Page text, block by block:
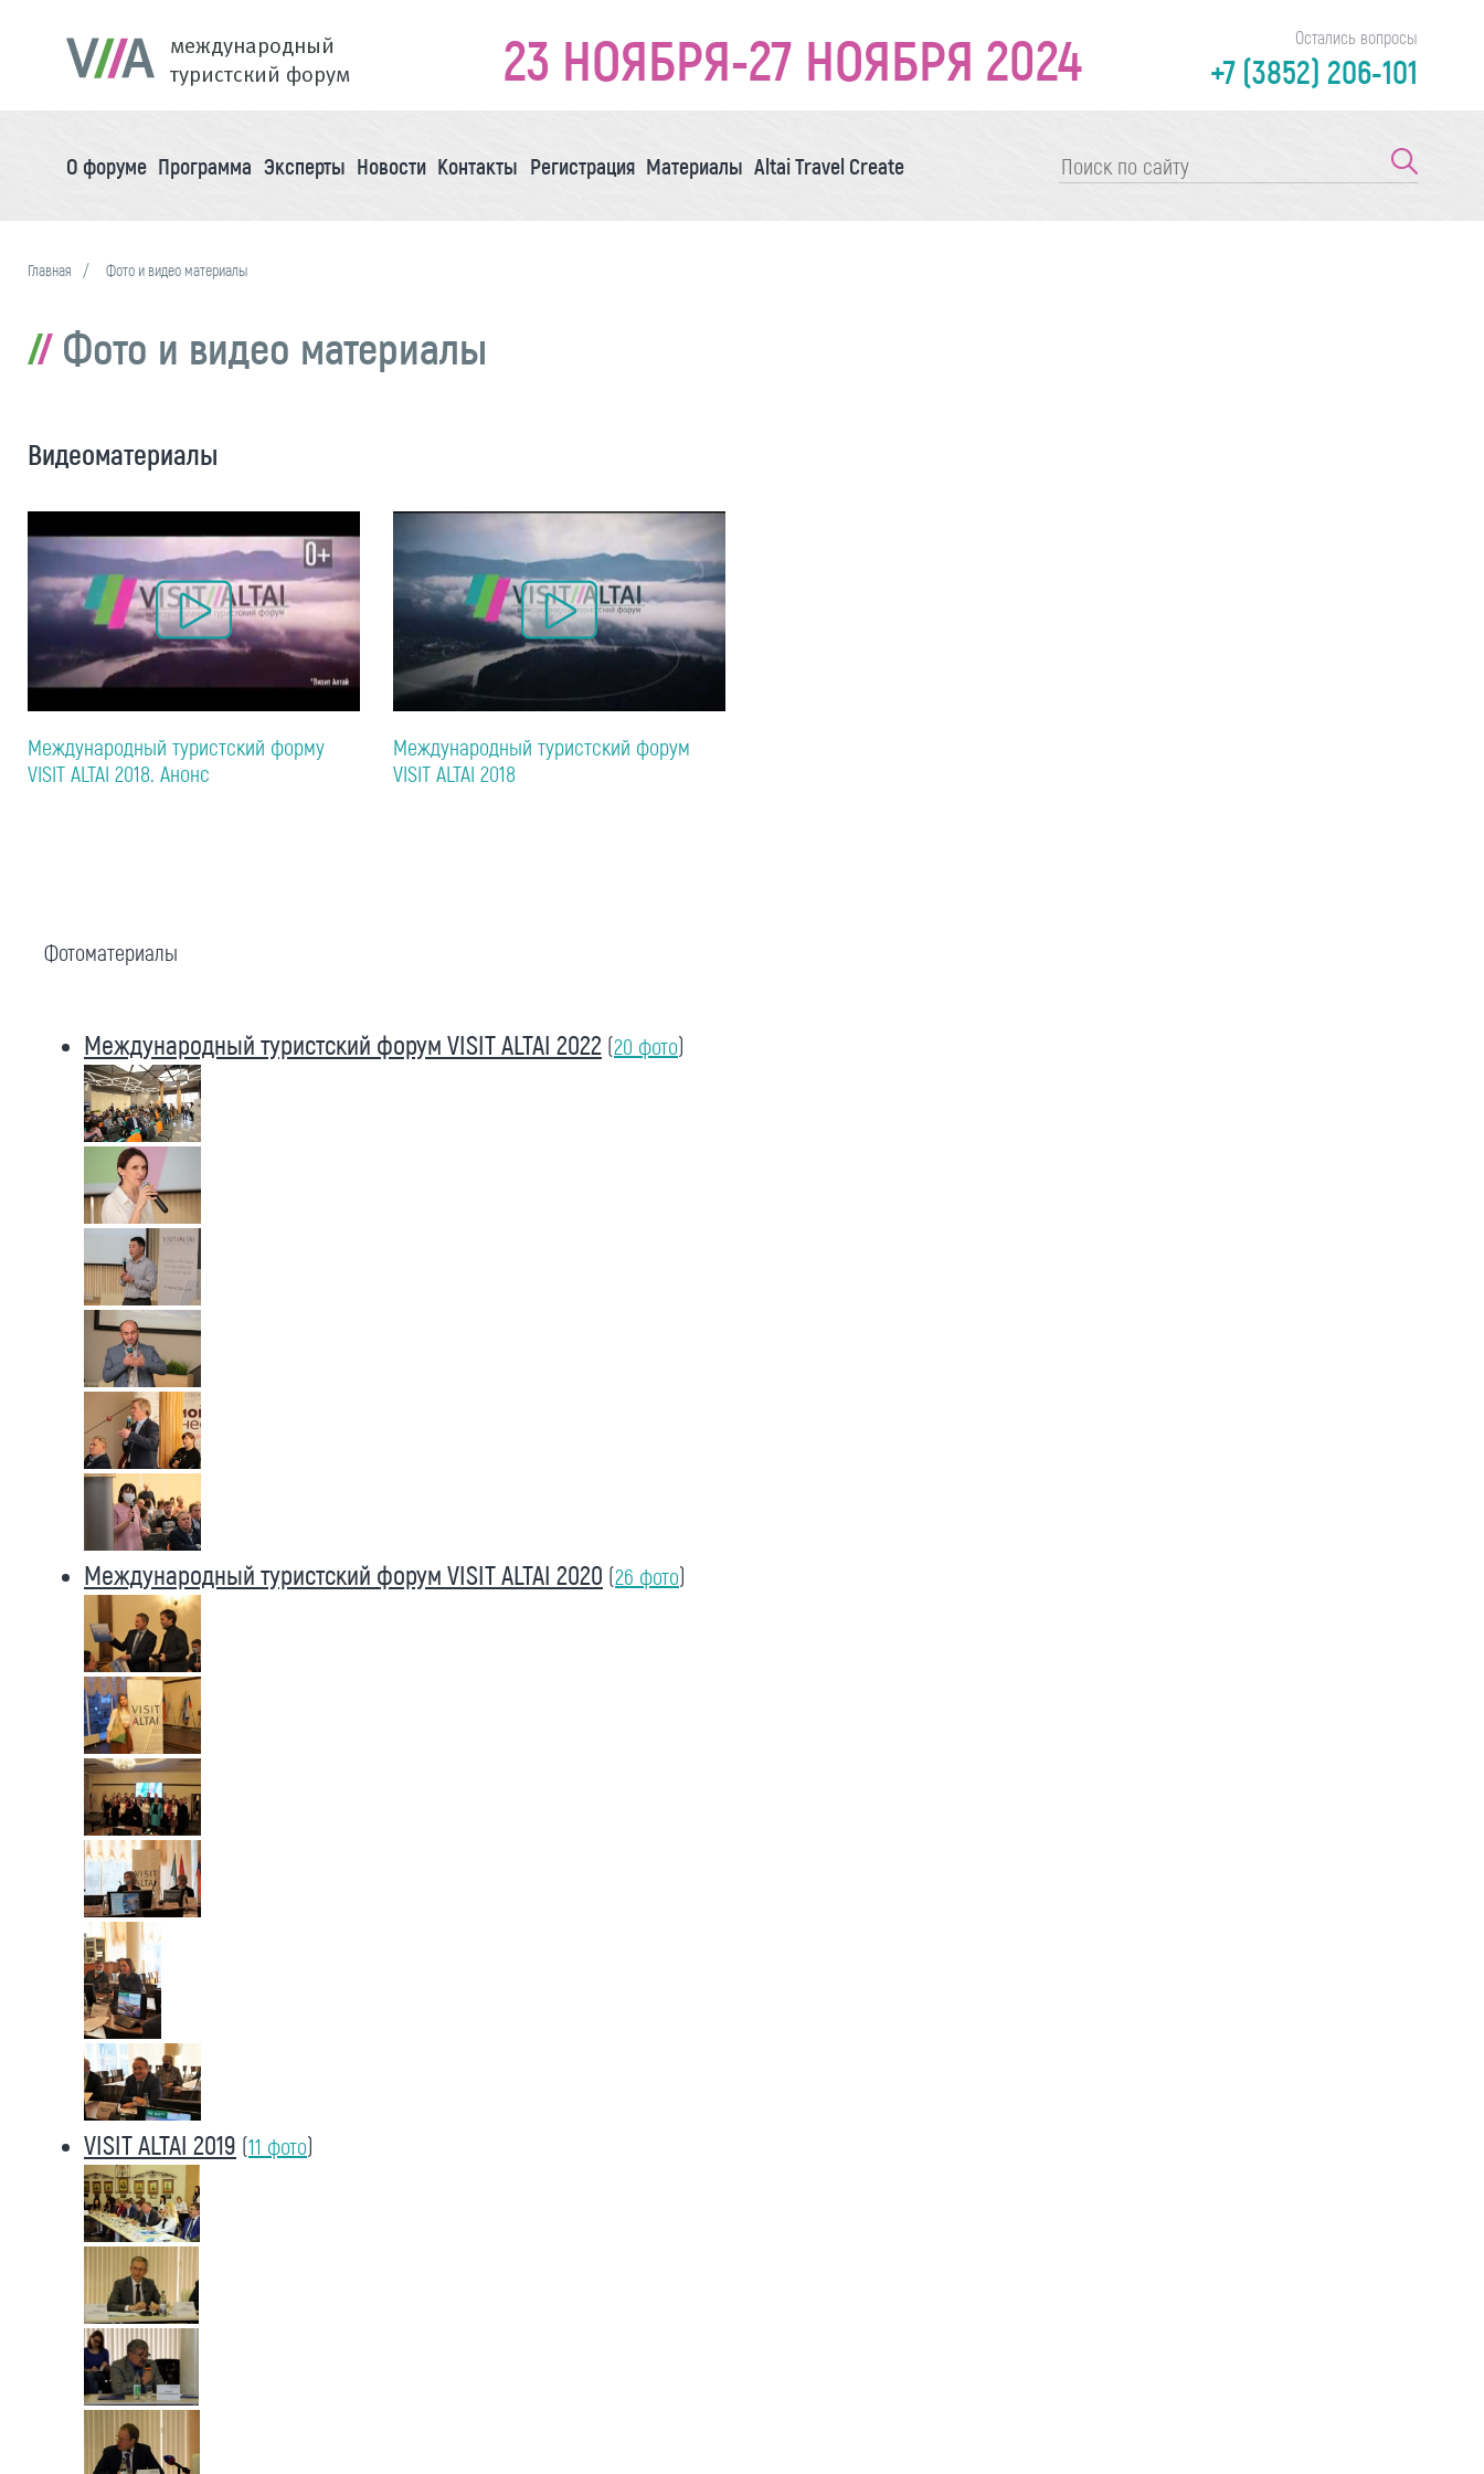
международный
туристский форум
23 НОЯБРЯ-27 НОЯБРЯ 2024 Остались вопросы
+7 (3852) 206-101
О форуме Программа Эксперты Новости Контакты Регистрация Материалы Altai Travel Create
Главная Фото и видео материалы
Фото и видео материалы
Видеоматериалы
Международный туристский форму
VISIT ALTAI 2018. Анонс
Международный туристский форум
VISIT ALTAI 2018
Фотоматериалы
Международный туристский форум VISIT ALTAI 2022 (20 фото)
Международный туристский форум VISIT ALTAI 2020 (26 фото)
VISIT ALTAI 2019 (11 фото)